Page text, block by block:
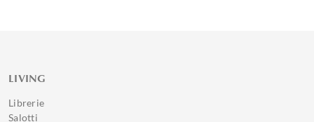
LIVING
Librerie
Salotti